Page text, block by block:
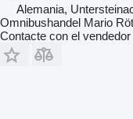
Alemania,
Omnibushandel Mario
Contacte con el vendedor